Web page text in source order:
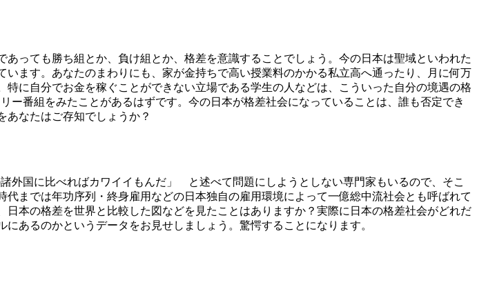
っても勝ち組とか、負け組とか、格差を意識することでしょう。今の日本は聖域といわれた
ます。あなたのまわりにも、家が金持ちで高い授業料のかかる私立高へ通ったり、月に何万
特に自分でお金を稼ぐことができない立場である学生の人などは、こういった自分の境遇の格
番組をみたことがあるはずです。今の日本が格差社会になっていることは、誰も否定でき
あなたはご存知でしょうか？
外国に比べればカワイイもんだ」 と述べて問題にしようとしない専門家もいるので、そこ
までは年功序列・終身雇用などの日本独自の雇用環境によって一億総中流社会とも呼ばれて
本の格差を世界と比較した図などを見たことはありますか？実際に日本の格差社会がどれだ
あるのかというデータをお見せしましょう。驚愕することになります。